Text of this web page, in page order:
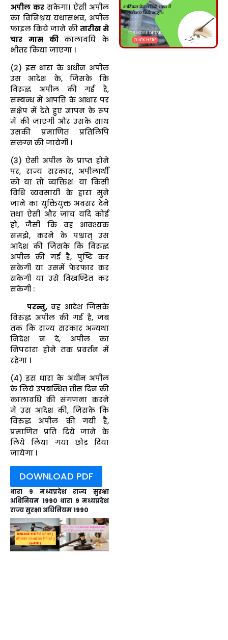
अपील करसकेगा। ऐसी अपील
का विनिश्चय यथासंभव, अपील
फाइल किये जाने की तारीख से
चार मास कीकालावधि के
भीतर किया जाएगा ।
(2) इस धारा के अधीन अपील
उस आदेश के, जिसके कि
विरुद्ध अपील की गई है,
सम्बन्ध में आपत्ति के आधार पर
संक्षेप में देते हुए ज्ञापन के रूप
में की जाएगी और उसके साथ
उसकी प्रमाणित प्रतिलिपि
संलग्न की जायेगी ।
(3) ऐसी अपील के प्राप्त होने
पर, राज्य सरकार, अपीलार्थी
को या तो व्यक्तिशः या किसी
विधि व्यवसायी के द्वारा सुने
जाने का युक्तियुक्त अवसर देने
तथा ऐसी और जांच यदि कोई
हो, जैसी कि वह आवश्यक
समझे, करने के पश्चात् उस
आदेश की जिसके कि विरुद्ध
अपील की गई है, पुष्टि कर
सकेगी या उसमें फेरफार कर
सकेगी या उसे विखण्डित कर
सकेगी :
परन्तु,वह आदेश जिसके
विरुद्ध अपील की गई है, जब
तक कि राज्य सरकार अन्यथा
निदेश न दे, अपील का
निपटारा होने तक प्रवर्तन में
रहेगा ।
(4) इस धारा के अधीन अपील
के लिये उपबन्धित तीस दिन की
कालावधि की संगणना करने
में उस आदेश की, जिसके कि
विरुद्ध अपील की गयी है,
प्रमाणित प्रति दिये जाने के
लिये लिया गया छोड़ दिया
जायेगा ।
DOWNLOAD PDF
धारा 9 मध्यप्रदेश राज्य सुरक्षा
अधिनियम 1990 धारा 9 मध्यप्रदेश
राज्य सुरक्षा अधिनियम 1990